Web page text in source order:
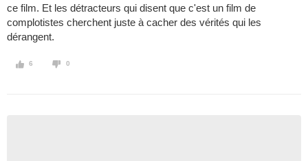
ce film. Et les détracteurs qui disent que c'est un film de
complotistes cherchent juste à cacher des vérités qui les
dérangent.
6 0